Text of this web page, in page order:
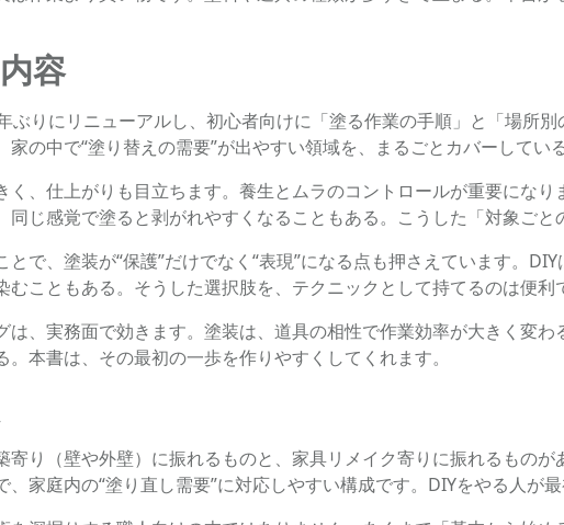
容
ぶりにリニューアルし、初心者向けに「塗る作業の手順」と「場所
の中で“塗り替えの需要”が出やすい領域を、まるごとカバーしてい
く、仕上がりも目立ちます。養生とムラのコントロールが重要にな
同じ感覚で塗ると剥がれやすくなることもある。こうした「対象ご
とで、塗装が“保護”だけでなく“表現”になる点も押さえています。
こともある。そうした選択肢を、テクニックとして持てるのは便利
は、実務面で効きます。塗装は、道具の相性で作業効率が大きく変
本書は、その最初の一歩を作りやすくしてくれます。
寄り（壁や外壁）に振れるものと、家具リメイク寄りに振れるもの
家庭内の“塗り直し需要”に対応しやすい構成です。DIYをやる人が